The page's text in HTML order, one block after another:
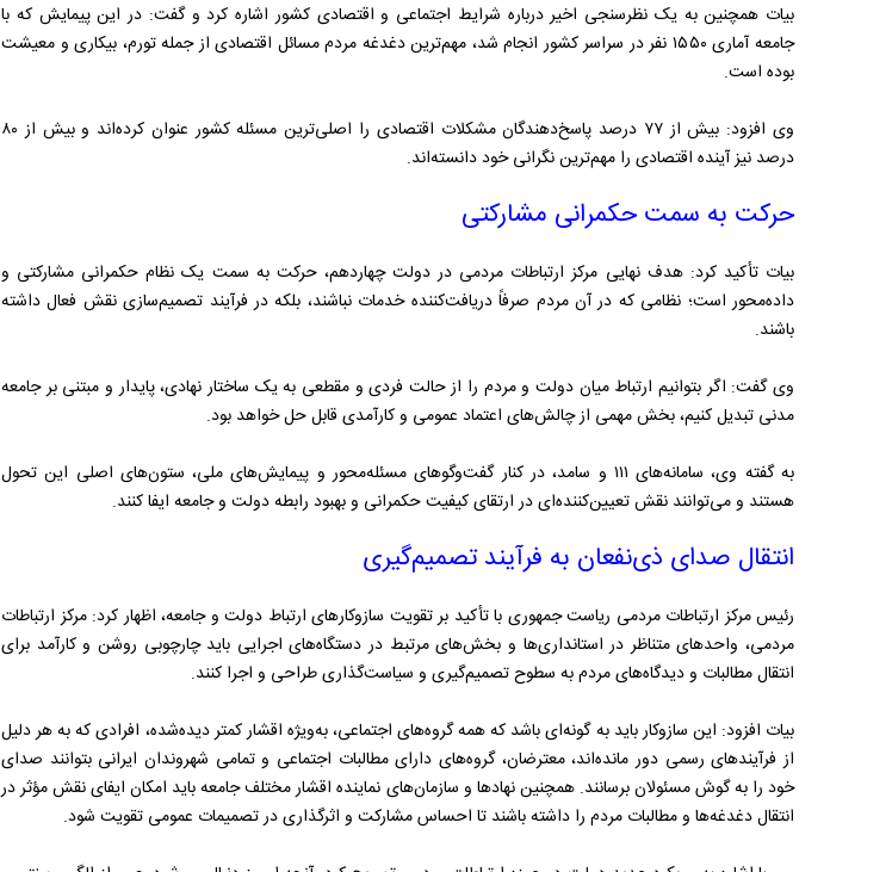
بیات همچنین به یک نظرسنجی اخیر درباره شرایط اجتماعی و اقتصادی کشور اشاره کرد و گفت: در این پیمایش که با
جامعه آماری ۱۵۵۰ نفر در سراسر کشور انجام شد، مهم‌ترین دغدغه مردم مسائل اقتصادی از جمله تورم، بیکاری و معیشت
بوده است.
وی افزود: بیش از ۷۷ درصد پاسخ‌دهندگان مشکلات اقتصادی را اصلی‌ترین مسئله کشور عنوان کرده‌اند و بیش از ۸۰
درصد نیز آینده اقتصادی را مهم‌ترین نگرانی خود دانسته‌اند.
حرکت به سمت حکمرانی مشارکتی
بیات تأکید کرد: هدف نهایی مرکز ارتباطات مردمی در دولت چهاردهم، حرکت به سمت یک نظام حکمرانی مشارکتی و
داده‌محور است؛ نظامی که در آن مردم صرفاً دریافت‌کننده خدمات نباشند، بلکه در فرآیند تصمیم‌سازی نقش فعال داشته
باشند.
وی گفت: اگر بتوانیم ارتباط میان دولت و مردم را از حالت فردی و مقطعی به یک ساختار نهادی، پایدار و مبتنی بر جامعه
مدنی تبدیل کنیم، بخش مهمی از چالش‌های اعتماد عمومی و کارآمدی قابل حل خواهد بود.
به گفته وی، سامانه‌های ۱۱۱ و سامد، در کنار گفت‌وگوهای مسئله‌محور و پیمایش‌های ملی، ستون‌های اصلی این تحول
هستند و می‌توانند نقش تعیین‌کننده‌ای در ارتقای کیفیت حکمرانی و بهبود رابطه دولت و جامعه ایفا کنند.
انتقال صدای ذی‌نفعان به فرآیند تصمیم‌گیری
رئیس مرکز ارتباطات مردمی ریاست جمهوری با تأکید بر تقویت سازوکارهای ارتباط دولت و جامعه، اظهار کرد: مرکز ارتباطات
مردمی، واحدهای متناظر در استانداری‌ها و بخش‌های مرتبط در دستگاه‌های اجرایی باید چارچوبی روشن و کارآمد برای
انتقال مطالبات و دیدگاه‌های مردم به سطوح تصمیم‌گیری و سیاست‌گذاری طراحی و اجرا کنند.
بیات افزود: این سازوکار باید به گونه‌ای باشد که همه گروه‌های اجتماعی، به‌ویژه اقشار کمتر دیده‌شده، افرادی که به هر دلیل
از فرآیندهای رسمی دور مانده‌اند، معترضان، گروه‌های دارای مطالبات اجتماعی و تمامی شهروندان ایرانی بتوانند صدای
خود را به گوش مسئولان برسانند. همچنین نهادها و سازمان‌های نماینده اقشار مختلف جامعه باید امکان ایفای نقش مؤثر در
انتقال دغدغه‌ها و مطالبات مردم را داشته باشند تا احساس مشارکت و اثرگذاری در تصمیمات عمومی تقویت شود.